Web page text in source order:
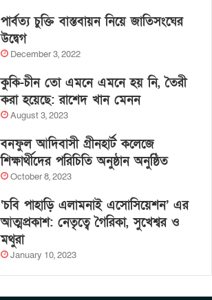
পার্বত্য চুক্তি বাস্তবায়ন নিয়ে জাতিসংঘের
উদ্বেগ
December 3, 2022
কুকি-চীন তো এমনে এমনে হয় নি, তৈরী
করা হয়েছে: রাশেদ খান মেনন
August 3, 2023
বনফুল আদিবাসী গ্রীনহার্ট কলেজে
শিক্ষার্থীদের পরিচিতি অনুষ্ঠান অনুষ্ঠিত
October 8, 2023
‘চবি পাহাড়ি এলামনাই এসোসিয়েশন’ এর
আত্মপ্রকাশ: নেতৃত্বে গৈরিকা, সুখেশ্বর ও
মথুরা
January 10, 2023